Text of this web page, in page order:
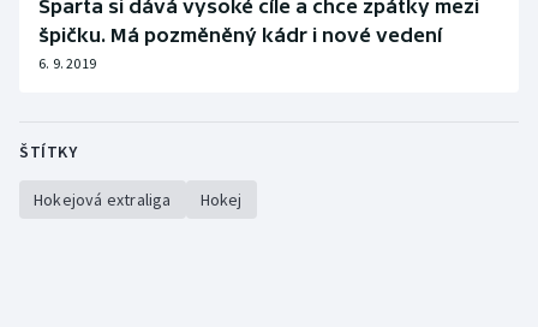
Sparta si dává vysoké cíle a chce zpátky mezi
špičku. Má pozměněný kádr i nové vedení
6. 9. 2019
ŠTÍTKY
Hokejová extraliga Hokej